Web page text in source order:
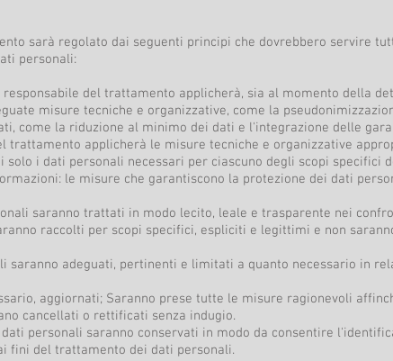
sarà regolato dai seguenti principi che dovrebbero servire
personali:
del trattamento applicherà, sia al momento della
misure tecniche e organizzative, come la
come la riduzione al minimo dei dati e l'integrazione delle
applicherà le misure tecniche e organizzative
i dati personali necessari per ciascuno degli scopi specifici
le misure che garantiscono la protezione dei dati
saranno trattati in modo lecito, leale e trasparente nei
raccolti per scopi specifici, espliciti e legittimi e non
saranno adeguati, pertinenti e limitati a quanto necessario in
aggiornati; Saranno prese tutte le misure ragionevoli
cancellati o rettificati senza indugio.
personali saranno conservati in modo da consentire
fini del trattamento dei dati personali.